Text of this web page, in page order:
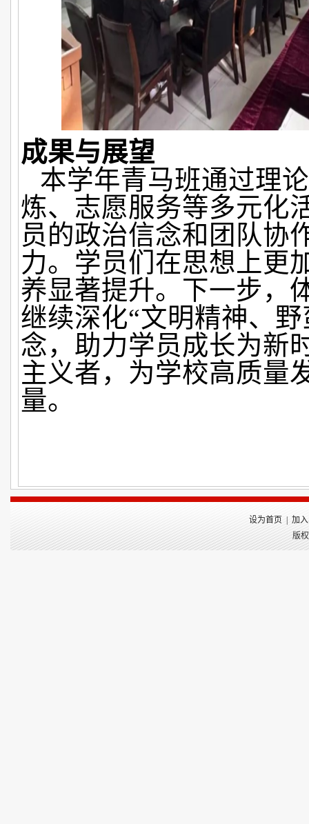
成果与展望
本学年青马班通过理
炼、志愿服务等多元化
员的政治信念和团队协
力。学员们在思想上更
养显著提升。下一步，
继续深化“文明精神、
念，助力学员成长为新
主义者，为学校高质量
量。
设为首页
加
版